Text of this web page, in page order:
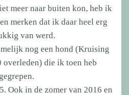
meer naar buiten kon, heb ik
merken dat ik daar heel erg
van werd.
nog een hond (Kruising
overleden) die ik toen heb
gegrepen.
Ook in de zomer van 2016 en